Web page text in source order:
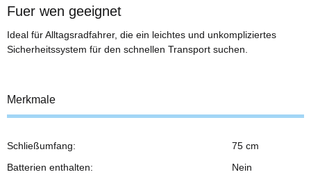
Fuer wen geeignet
Ideal für Alltagsradfahrer, die ein leichtes und unkompliziertes
Sicherheitssystem für den schnellen Transport suchen.
Merkmale
Schließumfang:
75 cm
Batterien enthalten:
Nein